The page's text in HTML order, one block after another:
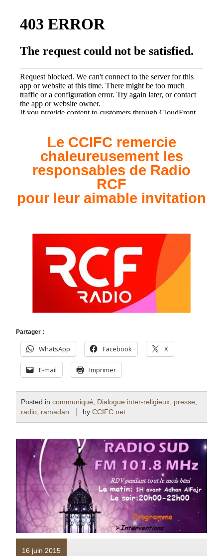
Le CCIFC remercie
chaleureusement les
responsables de Radio
RCF
pour leur aimable invitation
Partager :
WhatsApp Facebook X
E-mail Imprimer
Posted incommuniqué, Dialogue inter-religieux, presse,
radio, ramadan by CCIFC.net
16 juin 2015